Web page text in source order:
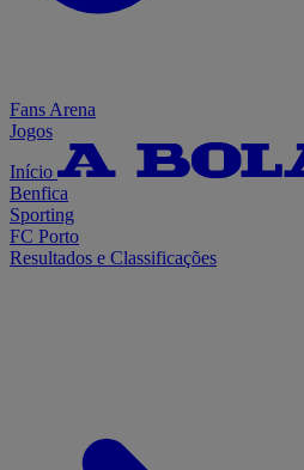
Fans Arena
Jogos
Início
Benfica
Sporting
FC Porto
Resultados e Classificações